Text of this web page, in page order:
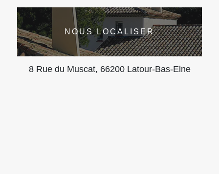
NOUS LOCALISER
8 Rue du Muscat, 66200 Latour-Bas-Elne